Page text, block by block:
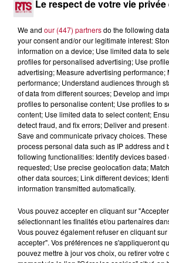
Après un franc succès l'été dernier, le
7 et 8 août. Une fresque nocturne...
4 août 2026
FÊTE DE LA POLYNÉSIE À
Le respect de votre vie
We and our (447) partnersdo the following
your consent and/or our legitimate interest:
information on a device; Use limited data to
profiles for personalised advertising; Use
advertising; Measure advertising performance;
performance; Understand audiences through
of data from different sources; Develop and
profiles to personalise content; Use profiles to
content; Use limited data to select content;
detect fraud, and fix errors; Deliver and
Save and communicate privacy choices.
process personal data such as IP address and
following functionalities: Identify devices
requested; Use precise geolocation data;
other data sources; Link different devices;
information transmitted automatically.
Vous pouvez accepter en cliquant sur
sélectionnant les finalités et/ou partenaires
Vous pouvez également refuser en cliquant
accepter". Vos préférences ne s'appliqueront
pouvez mettre à jour vos choix, ou retirer votre